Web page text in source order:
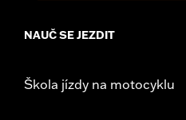
NAUČ SE JEZDIT
Škola jízdy na motocyklu